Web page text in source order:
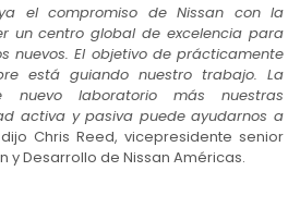
el compromiso de Nissan con la
un centro global de excelencia para
nuevos. El objetivo de prácticamente
está guiando nuestro trabajo. La
nuevo laboratorio más nuestras
activa y pasiva puede ayudarnos a
dijo Chris Reed, vicepresidente senior
y Desarrollo de Nissan Américas.